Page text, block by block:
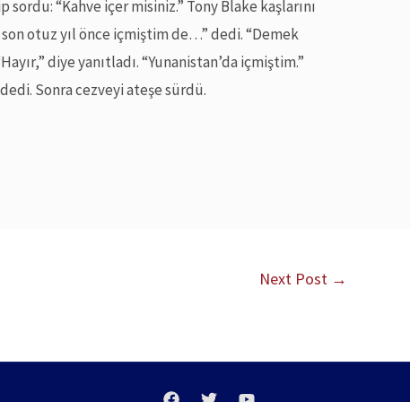
sordu: “Kahve içer misiniz.” Tony Blake kaşlarını
otuz yıl önce içmiştim de…” dedi. “Demek
diye yanıtladı. “Yunanistan’da içmiştim.”
Sonra cezveyi ateşe sürdü.
Next Post →